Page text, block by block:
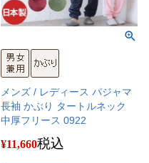
メンズ / レディース パジャマ
長袖 かぶり タートルネック
中厚フリース 0922
¥11,660税込